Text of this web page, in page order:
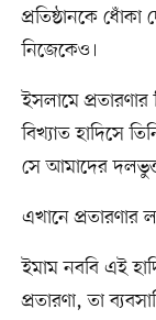
প্রতিষ্ঠানকে
নিজেকেও।
ইসলামে
বিখ্যাত হাদিসে
সে আমাদের
এখানে প্রতারণার
ইমাম নববি এই
প্রতারণা, তা